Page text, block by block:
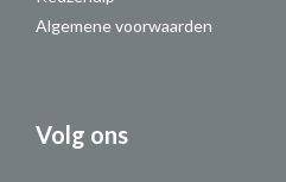
Algemene voorwaarden
Volg ons